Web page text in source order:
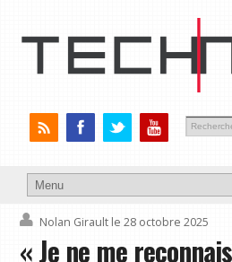
Nolan Girault le 28 octobre 2025
« Je ne me